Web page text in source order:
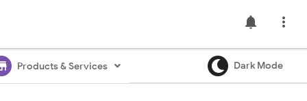

notifications
Products & Services Dark Mode